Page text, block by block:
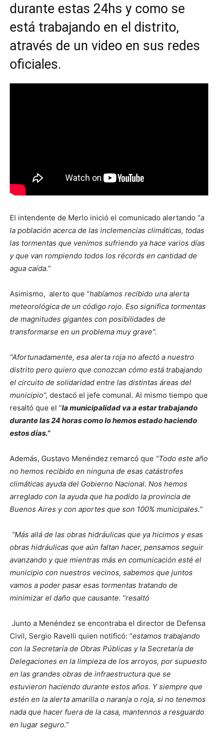
durante estas 24hs y como se
está trabajando en el distrito,
através de un video en sus redes
oficiales.
El intendente de Merlo inició el comunicado alertando “a
la población acerca de las inclemencias climáticas, todas
las tormentas que venimos sufriendo ya hace varios días
y que van rompiendo todos los récords en cantidad de
agua caída.”
Asimismo, alerto que “habíamos recibido una alerta
meteorológica de un código rojo. Eso significa tormentas
de magnitudes gigantes con posibilidades de
transformarse en un problema muy grave”.
“Afortunadamente, esa alerta roja no afectó a nuestro
distrito pero quiero que conozcan cómo está trabajando
el circuito de solidaridad entre las distintas áreas del
municipio”, destacó el jefe comunal. Al mismo tiempo que
resaltó que el “la municipalidad va a estar trabajando
durante las 24 horas como lo hemos estado haciendo
estos días.”
Además, Gustavo Menéndez remarcó que “Todo este año
no hemos recibido en ninguna de esas catástrofes
climáticas ayuda del Gobierno Nacional. Nos hemos
arreglado con la ayuda que ha podido la provincia de
Buenos Aires y con aportes que son 100% municipales.”
“Más allá de las obras hidráulicas que ya hicimos y esas
obras hidráulicas que aún faltan hacer, pensamos seguir
avanzando y que mientras más en comunicación esté el
municipio con nuestros vecinos, sabemos que juntos
vamos a poder pasar esas tormentas tratando de
minimizar el daño que causante. ”resaltó
Junto a Menéndez se encontraba el director de Defensa
Civil, Sergio Ravelli quien notificó: “estamos trabajando
con la Secretaría de Obras Públicas y la Secretaría de
Delegaciones en la limpieza de los arroyos, por supuesto
en las grandes obras de infraestructura que se
estuvieron haciendo durante estos años. Y siempre que
estén en la alerta amarilla o naranja o roja, si no tenemos
nada que hacer fuera de la casa, mantennos a resguardo
en lugar seguro.”